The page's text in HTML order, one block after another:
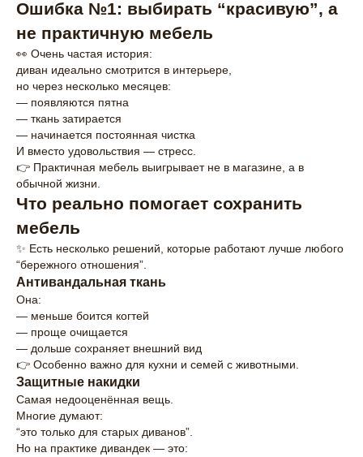
Ошибка №1: выбирать “красивую”, а
не практичную мебель
👀 Очень частая история:
диван идеально смотрится в интерьере,
но через несколько месяцев:
— появляются пятна
— ткань затирается
— начинается постоянная чистка
И вместо удовольствия — стресс.
👉 Практичная мебель выигрывает не в магазине, а в
обычной жизни.
Что реально помогает сохранить
мебель
✨ Есть несколько решений, которые работают лучше любого
“бережного отношения”.
Антивандальная ткань
Она:
— меньше боится когтей
— проще очищается
— дольше сохраняет внешний вид
👉 Особенно важно для кухни и семей с животными.
Защитные накидки
Самая недооценённая вещь.
Многие думают:
“это только для старых диванов”.
Но на практике дивандек — это: